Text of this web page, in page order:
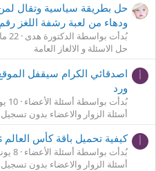
حل بطريقة سياسية وتقال
ودهاء من لعبة رشفة اللغز رقم 7 من المجموعة الاول
بُدأت بواسطة الدكتورة هدى 22 مايو 2016
حل الاسئلة و الالغاز العامة
اصدقائي الكرام سيقفل
ورد
بُدأت بواسطة أسئلة الأعضاء 10 يونيو 2014
أسئلة الزوار والاعضاء بدون تسجيل
أ كيفية تحميل باقة كأس العالم bein sports بدون نقود
بُدأت بواسطة أسئلة الأعضاء 8 يونيو 2014
أسئلة الزوار والاعضاء بدون تسجيل